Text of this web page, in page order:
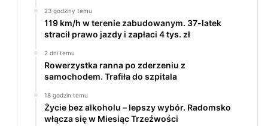
23 godziny temu
119 km/h w terenie zabudowanym. 37-latek
stracił prawo jazdy i zapłaci 4 tys. zł
2 dni temu
Rowerzystka ranna po zderzeniu z
samochodem. Trafiła do szpitala
18 godzin temu
Życie bez alkoholu – lepszy wybór. Radomsko
włącza się w Miesiąc Trzeźwości